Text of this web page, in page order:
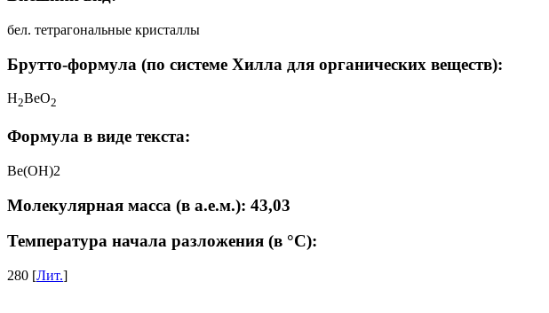
бел. тетрагональные кристаллы
Брутто-формула (по системе Хилла для органических веществ):
H2BeO2
Формула в виде текста:
Be(OH)2
Молекулярная масса (в а.е.м.): 43,03
Температура начала разложения (в °C):
280 [Лит.]